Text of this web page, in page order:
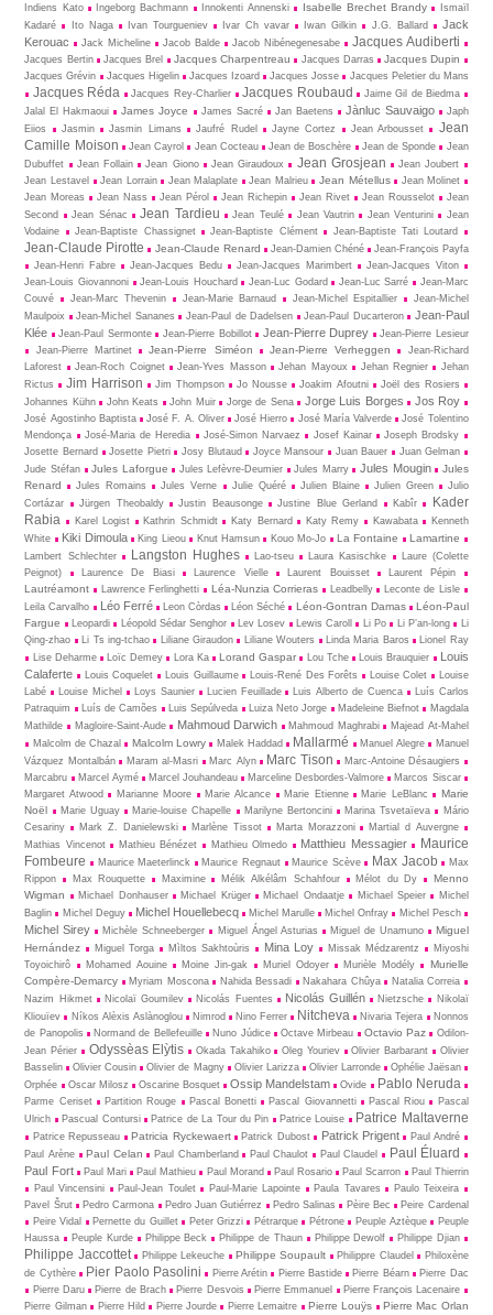
Indiens Kato
Ingeborg Bachmann Innokenti Annenski Isabelle Brechet Brandy
Ismaïl
Kadaré
Ito Naga Ivan Tourgueniev Ivar Ch vavar Iwan Gilkin J.G. Ballard
Jack
Kerouac
Jack Micheline Jacob Balde Jacob Nibénegenesabe Jacques Audiberti
Jacques Bertin Jacques Brel Jacques Charpentreau Jacques Darras Jacques Dupin
Jacques Grévin Jacques Higelin Jacques Izoard Jacques Josse Jacques Peletier du Mans
Jacques Réda Jacques Rey-Charlier Jacques Roubaud
Jaime Gil de Biedma
Jalal El Hakmaoui
James Joyce James Sacré Jan Baetens Jànluc Sauvaigo
Japh
Eiios
Jasmin Jasmin Limans Jaufré Rudel Jayne Cortez Jean Arbousset
Jean
Camille Moison
Jean Cayrol Jean Cocteau Jean de Boschère Jean de Sponde
Jean
Dubuffet
Jean Follain Jean Giono Jean Giraudoux Jean Grosjean
Jean Joubert
Jean Lestavel
Jean Lorrain Jean Malaplate Jean Malrieu Jean Métellus
Jean Molinet
Jean Moreas
Jean Nass Jean Pérol Jean Richepin Jean Rivet Jean Rousselot
Jean
Second
Jean Sénac Jean Tardieu Jean Teulé Jean Vautrin Jean Venturini
Jean
Vodaine
Jean-Baptiste Chassignet Jean-Baptiste Clément Jean-Baptiste Tati Loutard
Jean-Claude Pirotte Jean-Claude Renard Jean-Damien Chéné
Jean-François Payfa
Jean-Henri Fabre
Jean-Jacques Bedu Jean-Jacques Marimbert
Jean-Jacques Viton
Jean-Louis Giovannoni
Jean-Louis Houchard Jean-Luc Godard Jean-Luc Sarré
Jean-Marc
Couvé
Jean-Marc Thevenin Jean-Marie Barnaud Jean-Michel Espitallier
Jean-Michel
Maulpoix
Jean-Michel Sananes Jean-Paul de Dadelsen Jean-Paul Ducarteron
Jean-Paul
Klée
Jean-Paul Sermonte Jean-Pierre Bobillot Jean-Pierre Duprey
Jean-Pierre Lesieur
Jean-Pierre Martinet
Jean-Pierre Siméon Jean-Pierre Verheggen
Jean-Richard
Laforest
Jean-Roch Coignet Jean-Yves Masson Jehan Mayoux Jehan Regnier
Jehan
Rictus
Jim Harrison Jim Thompson Jo Nousse Joakim Afoutni
Joël des Rosiers
Johannes Kühn
John Keats John Muir Jorge de Sena Jorge Luis Borges Jos Roy
José Agostinho Baptista José F. A. Oliver José Hierro José María Valverde
José Tolentino
Mendonça
José-Maria de Heredia José-Simon Narvaez Josef Kainar
Joseph Brodsky
Josette Bernard
Josette Pietri Josy Blutaud Joyce Mansour Juan Bauer
Juan Gelman
Jude Stéfan
Jules Laforgue Jules Lefèvre-Deumier Jules Marry Jules Mougin
Jules
Renard
Jules Romains Jules Verne Julie Quéré Julien Blaine Julien Green
Julio
Cortázar
Jürgen Theobaldy Justin Beausonge Justine Blue Gerland Kabîr
Kader
Rabia
Karel Logist Kathrin Schmidt Katy Bernard Katy Remy Kawabata
Kenneth
White
Kiki Dimoula King Lieou Knut Hamsun Kouo Mo-Jo La Fontaine Lamartine
Lambert Schlechter Langston Hughes Lao-tseu Laura Kasischke
Laure (Colette
Peignot)
Laurence De Biasi Laurence Vielle Laurent Bouisset Laurent Pépin
Lautréamont Lawrence Ferlinghetti Léa-Nunzia Corrieras Leadbelly
Leconte de Lisle
Leila Carvalho
Léo Ferré Leon Còrdas Léon Séché Léon-Gontran Damas
Léon-Paul
Fargue
Leopardi Léopold Sédar Senghor Lev Losev Lewis Caroll Li Po Li P’an-long
Li
Qing-zhao
Li Ts ing-tchao Liliane Giraudon Liliane Wouters Linda Maria Baros
Lionel Ray
Lise Deharme
Loïc Demey Lora Ka Lorand Gaspar Lou Tche Louis Brauquier
Louis
Calaferte
Louis Coquelet Louis Guillaume Louis-René Des Forêts Louise Colet
Louise
Labé
Louise Michel Loys Saunier Lucien Feuillade Luis Alberto de Cuenca
Luís Carlos
Patraquim
Luís de Camões Luis Sepúlveda Luiza Neto Jorge Madeleine Biefnot
Magdala
Mathilde
Magloire-Saint-Aude Mahmoud Darwich Mahmoud Maghrabi
Majead At-Mahel
Malcolm de Chazal
Malcolm Lowry Malek Haddad Mallarmé Manuel Alegre
Manuel
Vázquez Montalbán
Maram al-Masri Marc Alyn Marc Tison
Marc-Antoine Désaugiers
Marcabru
Marcel Aymé Marcel Jouhandeau Marceline Desbordes-Valmore
Marcos Siscar
Margaret Atwood
Marianne Moore Marie Alcance Marie Etienne Marie LeBlanc
Marie
Noël
Marie Uguay Marie-louise Chapelle Marilyne Bertoncini Marina Tsvetaïeva
Mário
Cesariny
Mark Z. Danielewski Marlène Tissot Marta Morazzoni
Martial d Auvergne
Mathias Vincenot
Mathieu Bénézet Mathieu Olmedo Matthieu Messagier
Maurice
Fombeure
Maurice Maeterlinck Maurice Regnaut Maurice Scève Max Jacob
Max
Rippon
Max Rouquette Maximine Mélik Alkélâm Schahfour Mélot du Dy
Menno
Wigman
Michael Donhauser Michael Krüger Michael Ondaatje Michael Speier
Michel
Baglin
Michel Deguy Michel Houellebecq Michel Marulle Michel Onfray Michel Pesch
Michel Sirey Michèle Schneeberger Miguel Ángel Asturias Miguel de Unamuno
Miguel
Hernández
Miguel Torga Mìltos Sakhtoùris Mina Loy Missak Médzarentz
Miyoshi
Toyoichirô
Mohamed Aouine Moine Jin-gak Muriel Odoyer Murièle Modély
Murielle
Compère-Demarcy
Myriam Moscona Nahida Bessadi Nakahara Chûya
Natalia Correia
Nazim Hikmet
Nicolaï Goumilev Nicolás Fuentes Nicolás Guillén Nietz­sche
Nikolaï
Kliouïev
Níkos Alèxis Aslànoglou Nimrod Nino Ferrer Nitcheva Nivaria Tejera
Nonnos
de Panopolis
Normand de Bellefeuille Nuno Júdice Octave Mirbeau Octavio Paz
Odilon-
Jean Périer
Odyssèas Elỳtis Okada Takahiko Oleg Youriev Olivier Barbarant
Olivier
Basselin
Olivier Cousin Olivier de Magny Olivier Larizza Olivier Larronde
Ophélie Jaësan
Orphée
Oscar Milosz Oscarine Bosquet Ossip Mandelstam Ovide Pablo Neruda
Parme Ceriset Partition Rouge Pascal Bonetti Pascal Giovannetti Pascal Riou
Pascal
Ulrich
Pascual Contursi Patrice de La Tour du Pin Patrice Louise Patrice Maltaverne
Patrice Repusseau Patricia Ryckewaert Patrick Dubost Patrick Prigent
Paul André
Paul Arène
Paul Celan Paul Chamberland Paul Chaulot Paul Claudel Paul Éluard
Paul Fort Paul Mari Paul Mathieu Paul Morand Paul Rosario Paul Scarron
Paul Thierrin
Paul Vincensini
Paul-Jean Toulet Paul-Marie Lapointe Paula Tavares
Paulo Teixeira
Pavel Šrut
Pedro Carmona Pedro Juan Gutiérrez Pedro Salinas Pèire Bec
Peire Cardenal
Peire Vidal
Pernette du Guillet Peter Grizzi Pétrarque Pétrone Peuple Aztèque
Peuple
Haussa
Peuple Kurde Philippe Beck Philippe de Thaun Philippe Dewolf Philippe Djian
Philippe Jaccottet Philippe Lekeuche Philippe Soupault Philippre Claudel
Philoxène
de Cythère
Pier Paolo Pasolini Pierre Arétin Pierre Bastide Pierre Béarn
Pierre Dac
Pierre Daru
Pierre de Brach Pierre Desvois Pierre Emmanuel
Pierre François Lacenaire
Pierre Gilman
Pierre Hild Pierre Jourde Pierre Lemaitre Pierre Louÿs Pierre Mac Orlan